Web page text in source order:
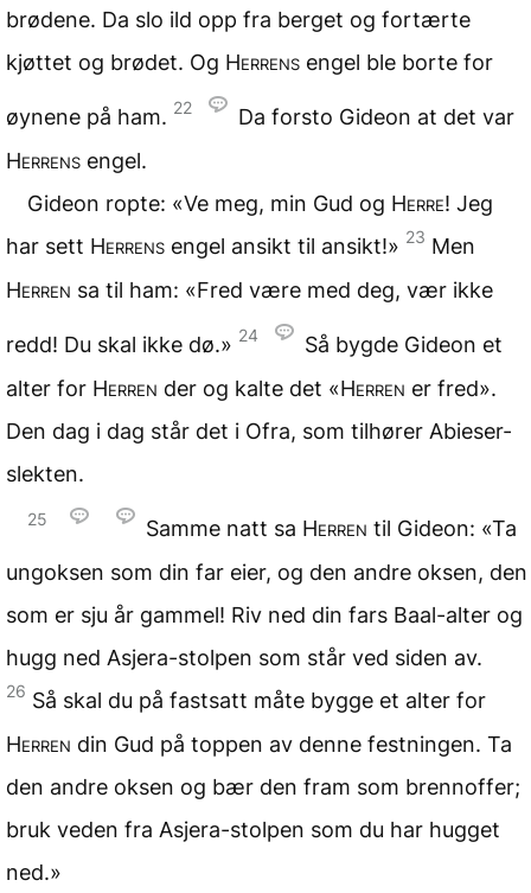
brødene. Da slo ild opp fra berget og fortærte
kjøttet og brødet. Og Herrens engel ble borte for
øynene på ham. 22
Da forsto Gideon at det var
Herrens engel.
Gideon ropte: «Ve meg, min Gud og Herre! Jeg
har sett Herrens engel ansikt til ansikt!» 23 Men
Herren sa til ham: «Fred være med deg, vær ikke
redd! Du skal ikke dø.» 24
Så bygde Gideon et
alter for Herren der og kalte det «Herren er fred».
Den dag i dag står det i Ofra, som tilhører Abieser-
slekten.
25 Samme natt sa Herren til Gideon: «Ta
ungoksen som din far eier, og den andre oksen, den
som er sju år gammel! Riv ned din fars Baal-alter og
hugg ned Asjera-stolpen som står ved siden av.
26 Så skal du på fastsatt måte bygge et alter for
Herren din Gud på toppen av denne festningen. Ta
den andre oksen og bær den fram som brennoffer;
bruk veden fra Asjera-stolpen som du har hugget
ned.»